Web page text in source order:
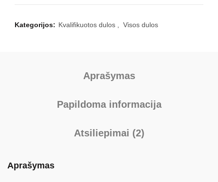
Kategorijos: Kvalifikuotos dulos Visos dulos
Aprašymas
Papildoma informacija
Atsiliepimai (2)
Aprašymas